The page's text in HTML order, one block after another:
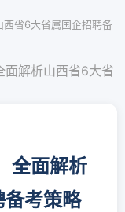
西省6大省属国企招聘备
面解析山西省6大省
全面解析
考策略